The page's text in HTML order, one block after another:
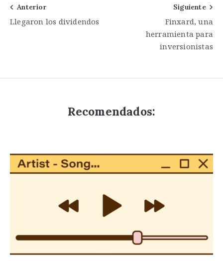
Navegación
de
Anterior
Llegaron los dividendos
Siguiente
Finxard, una
herramienta para
inversionistas
Recomendados: